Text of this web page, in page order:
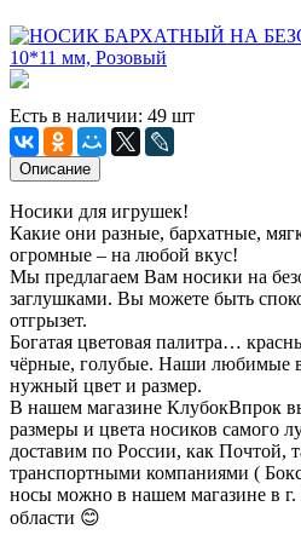
Есть в наличии: 49 шт
Описание
Носики для игрушек!
Какие они разные, бархатные,
огромные – на любой вкус!
Мы предлагаем Вам носики на
заглушками. Вы можете быть
отгрызет.
Богатая цветовая палитра…
чёрные, голубые. Наши любимые
нужный цвет и размер.
В нашем магазине КлубокВпрок
размеры и цвета носиков самого
доставим по России, как Почтой,
транспортными компаниями (
носы можно в нашем магазине в
области 😊